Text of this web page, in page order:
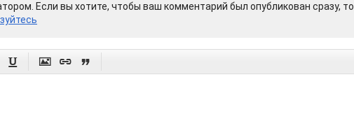
Если вы хотите, чтобы ваш комментарий был опубликован сразу, то
   